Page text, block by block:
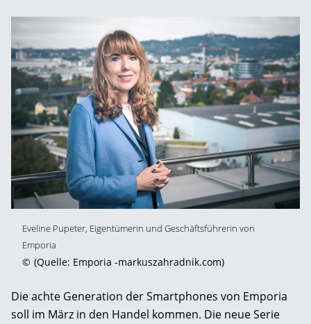
Eveline Pupeter, Eigentümerin und Geschäftsführerin von
Emporia
© (Quelle: Emporia -markuszahradnik.com)
Die achte Generation der Smartphones von Emporia
soll im März in den Handel kommen. Die neue Serie